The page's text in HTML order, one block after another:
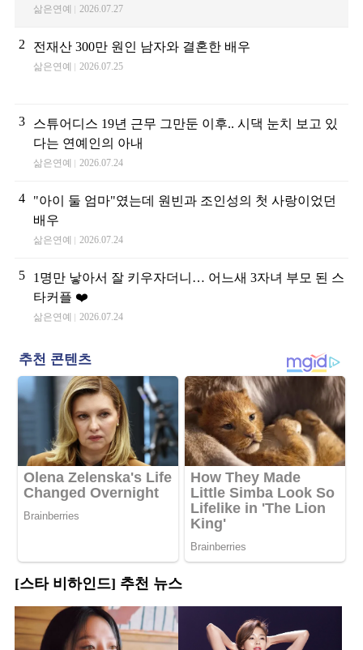
삶은연예 2026.07.27
2 전재산 300만 원인 남자와 결혼한 배우
삶은연예 2026.07.25
3
스튜어디스 19년 근무 그만둔 이후.. 시댁 눈치 보고 있
다는 연예인의 아내
삶은연예 2026.07.24
4
"아이 둘 엄마"였는데 원빈과 조인성의 첫 사랑이었던
배우
삶은연예 2026.07.24
5
1명만 낳아서 잘 키우자더니… 어느새 3자녀 부모 된 스
타커플 ❤️
삶은연예 2026.07.24
[스타 비하인드] 추천 뉴스